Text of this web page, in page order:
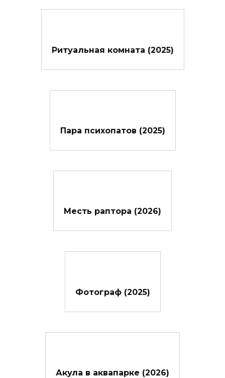
Ритуальная комната (2025)
Пара психопатов (2025)
Месть раптора (2026)
Фотограф (2025)
Акула в аквапарке (2026)